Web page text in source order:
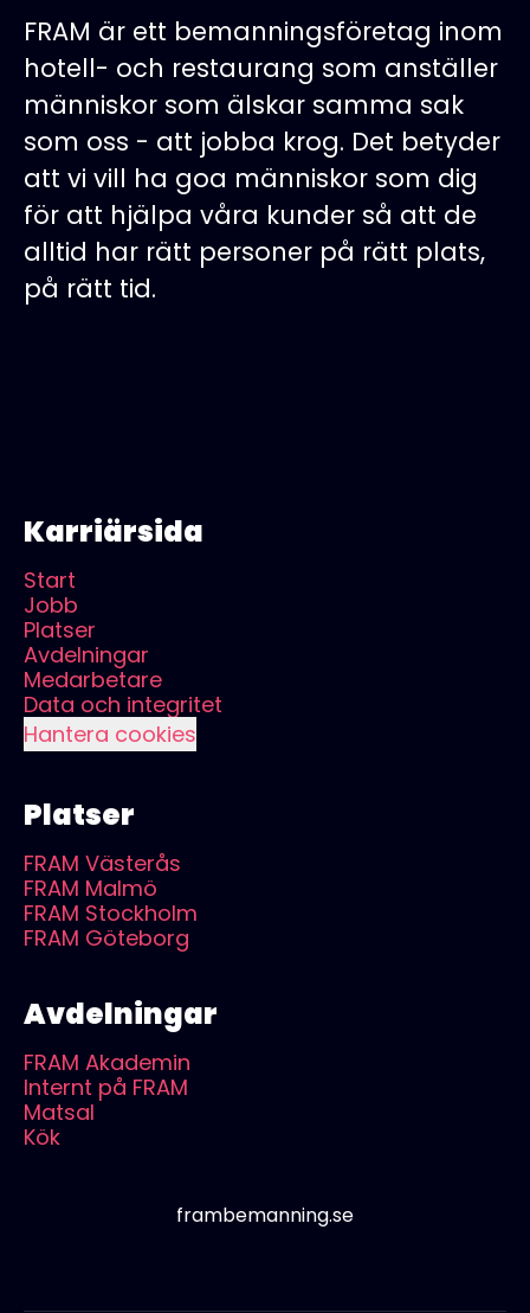
FRAM är ett bemanningsföretag inom
hotell- och restaurang som anställer
människor som älskar samma sak
som oss - att jobba krog. Det betyder
att vi vill ha goa människor som dig
för att hjälpa våra kunder så att de
alltid har rätt personer på rätt plats,
på rätt tid.
Karriärsida
Start
Jobb
Platser
Avdelningar
Medarbetare
Data och integritet
Hantera cookies
Platser
FRAM Västerås
FRAM Malmö
FRAM Stockholm
FRAM Göteborg
Avdelningar
FRAM Akademin
Internt på FRAM
Matsal
Kök
frambemanning.se